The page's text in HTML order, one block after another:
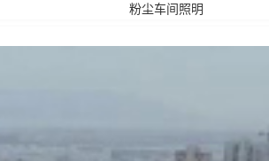
粉尘车间照明